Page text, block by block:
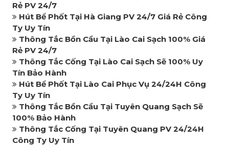
Rẻ PV 24/7
Hút Bể Phốt Tại Hà Giang PV 24/7 Giá Rẻ Công
Ty Uy Tín
Thông Tắc Bồn Cầu Tại Lào Cai Sạch 100% Giá
Rẻ PV 24/7
Thông Tắc Cống Tại Lào Cai Sạch Sẽ 100% Uy
Tín Bảo Hành
Hút Bể Phốt Tại Lào Cai Phục Vụ 24/24H Công
Ty Uy Tín
Thông Tắc Bồn Cầu Tại Tuyên Quang Sạch Sẽ
100% Bảo Hành
Thông Tắc Cống Tại Tuyên Quang PV 24/24H
Công Ty Uy Tín